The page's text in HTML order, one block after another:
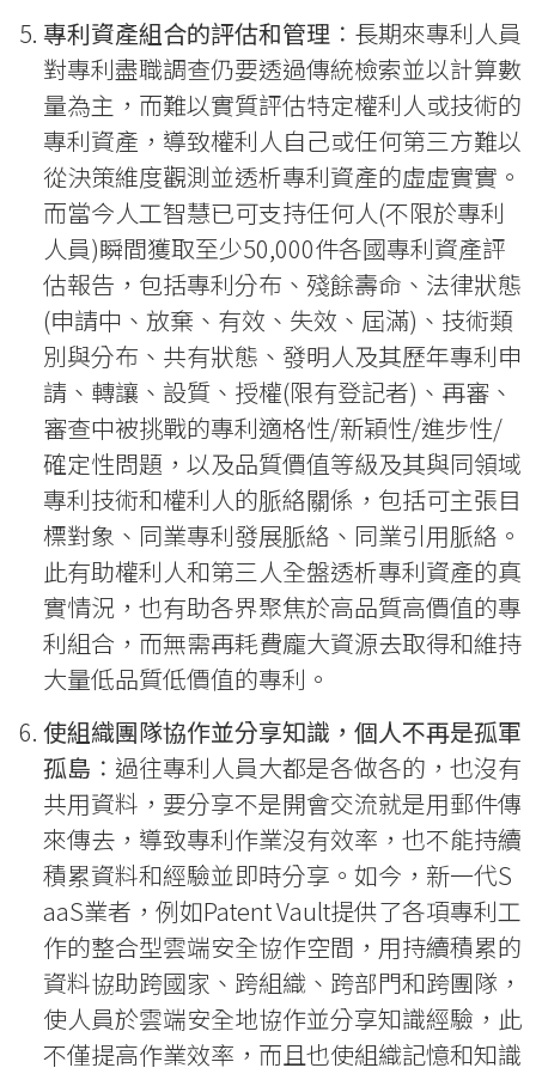
專利資產組合的評估和管理 ：長期來專利人員
對專利盡職調查仍要透過傳統檢索並以計算數
量為主，而難以實質評估特定權利人或技術的
專利資產，導致權利人自己或任何第三方難以
從決策維度觀測並透析專利資產的虛虛實實。
而當今人工智慧已可支持任何人(不限於專利
人員)瞬間獲取至少50,000件各國專利資產評
估報告，包括專利分布、殘餘壽命、法律狀態
(申請中、放棄、有效、失效、屆滿)、技術類
別與分布、共有狀態、發明人及其歷年專利申
請、轉讓、設質、授權(限有登記者)、再審、
審查中被挑戰的專利適格性/新穎性/進步性/
確定性問題，以及品質價值等級及其與同領域
專利技術和權利人的脈絡關係，包括可主張目
標對象、同業專利發展脈絡、同業引用脈絡。
此有助權利人和第三人全盤透析專利資產的真
實情況，也有助各界聚焦於高品質高價值的專
利組合，而無需再耗費龐大資源去取得和維持
大量低品質低價值的專利。
使組織團隊協作並分享知識，個人不再是孤軍
孤島 ：過往專利人員大都是各做各的，也沒有
共用資料，要分享不是開會交流就是用郵件傳
來傳去，導致專利作業沒有效率，也不能持續
積累資料和經驗並即時分享。如今，新一代S
aaS業者，例如Patent Vault提供了各項專利工
作的整合型雲端安全協作空間，用持續積累的
資料協助跨國家、跨組織、跨部門和跨團隊，
使人員於雲端安全地協作並分享知識經驗，此
不僅提高作業效率，而且也使組織記憶和知識